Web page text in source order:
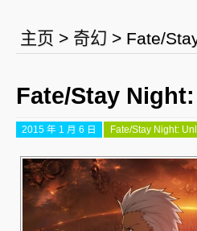
主页 > 奇幻 > Fate/
Fate/Stay
2015 年 1 月 6 日 Fate/Stay Night: